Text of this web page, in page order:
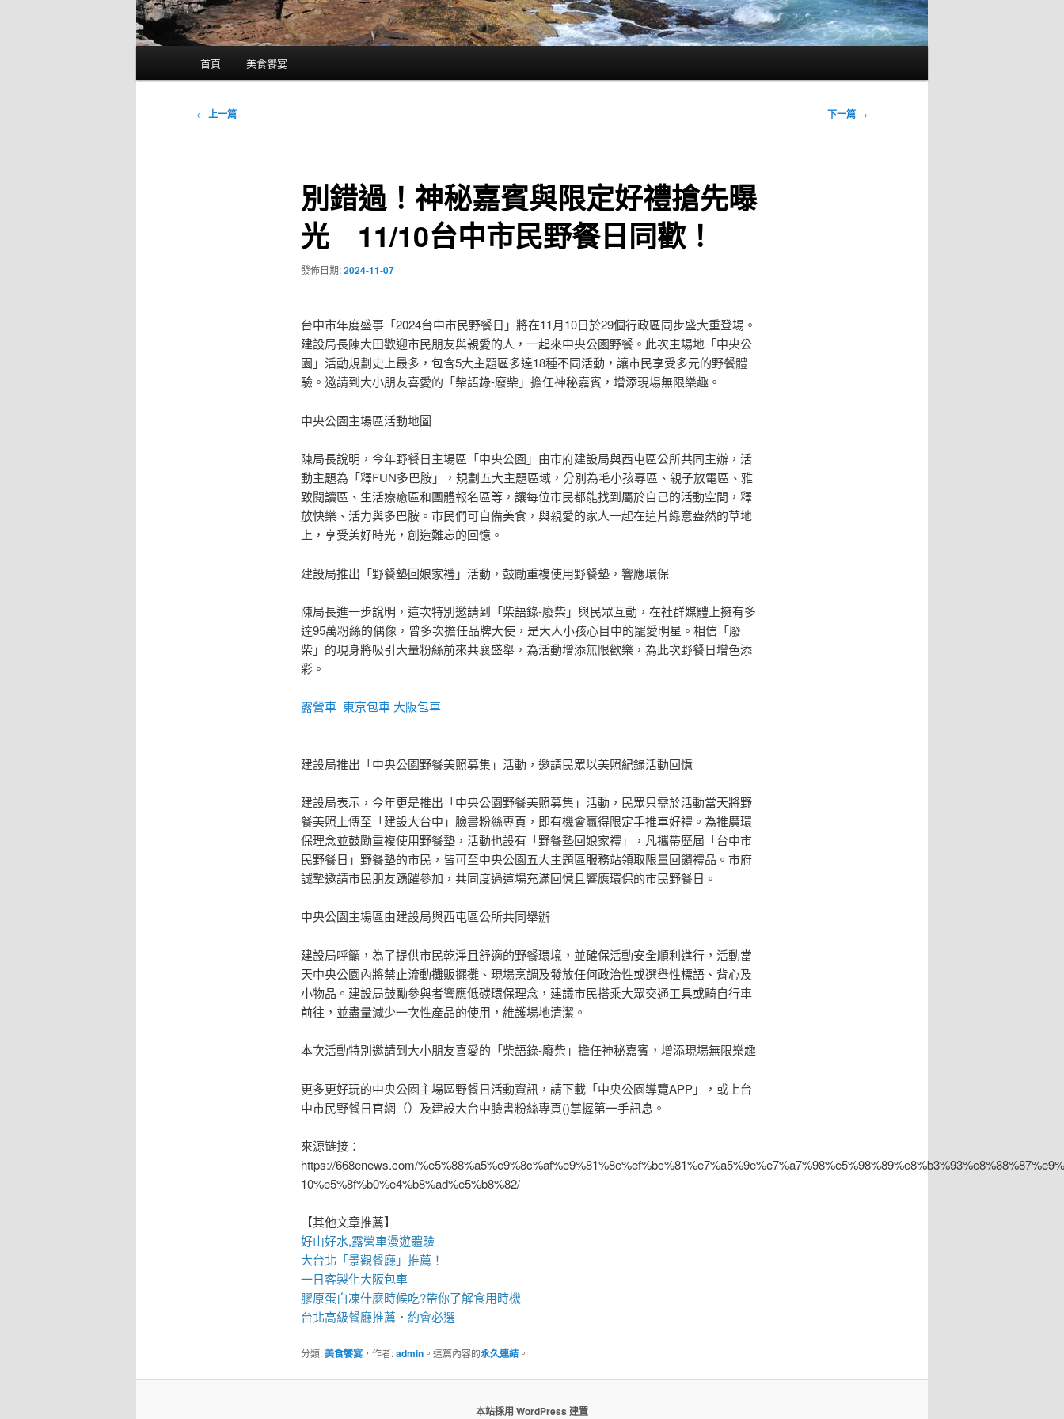
首頁 美食饗宴
文
← 上一篇 下一篇 →
別錯過！神秘嘉賓與限定好禮搶先曝
光 11/10台中市民野餐日同歡！
發佈日期:2024-11-07
台中市年度盛事「2024台中市民野餐日」將在11月10日於29個行政區同步盛大重登場。
建設局長陳大田歡迎市民朋友與親愛的人，一起來中央公園野餐。此次主場地「中央公
園」活動規劃史上最多，包含5大主題區多達18種不同活動，讓市民享受多元的野餐體
驗。邀請到大小朋友喜愛的「柴語錄-廢柴」擔任神秘嘉賓，增添現場無限樂趣。
中央公園主場區活動地圖
陳局長說明，今年野餐日主場區「中央公園」由市府建設局與西屯區公所共同主辦，活
動主題為「釋FUN多巴胺」，規劃五大主題區域，分別為毛小孩專區、親子放電區、雅
致閱讀區、生活療癒區和團體報名區等，讓每位市民都能找到屬於自己的活動空間，釋
放快樂、活力與多巴胺。市民們可自備美食，與親愛的家人一起在這片綠意盎然的草地
上，享受美好時光，創造難忘的回憶。
建設局推出「野餐墊回娘家禮」活動，鼓勵重複使用野餐墊，響應環保
陳局長進一步說明，這次特別邀請到「柴語錄-廢柴」與民眾互動，在社群媒體上擁有多
達95萬粉絲的偶像，曾多次擔任品牌大使，是大人小孩心目中的寵愛明星。相信「廢
柴」的現身將吸引大量粉絲前來共襄盛舉，為活動增添無限歡樂，為此次野餐日增色添
彩。
露營車 東京包車 大阪包車
建設局推出「中央公園野餐美照募集」活動，邀請民眾以美照紀錄活動回憶
建設局表示，今年更是推出「中央公園野餐美照募集」活動，民眾只需於活動當天將野
餐美照上傳至「建設大台中」臉書粉絲專頁，即有機會贏得限定手推車好禮。為推廣環
保理念並鼓勵重複使用野餐墊，活動也設有「野餐墊回娘家禮」，凡攜帶歷屆「台中市
民野餐日」野餐墊的市民，皆可至中央公園五大主題區服務站領取限量回饋禮品。市府
誠摯邀請市民朋友踴躍參加，共同度過這場充滿回憶且響應環保的市民野餐日。
中央公園主場區由建設局與西屯區公所共同舉辦
建設局呼籲，為了提供市民乾淨且舒適的野餐環境，並確保活動安全順利進行，活動當
天中央公園內將禁止流動攤販擺攤、現場烹調及發放任何政治性或選舉性標語、背心及
小物品。建設局鼓勵參與者響應低碳環保理念，建議市民搭乘大眾交通工具或騎自行車
前往，並盡量減少一次性產品的使用，維護場地清潔。
本次活動特別邀請到大小朋友喜愛的「柴語錄-廢柴」擔任神秘嘉賓，增添現場無限樂趣
更多更好玩的中央公園主場區野餐日活動資訊，請下載「中央公園導覽APP」，或上台
中市民野餐日官網（）及建設大台中臉書粉絲專頁()掌握第一手訊息。
來源链接：
https://668enews.com/
10%e5%8f%b0%e4%b8%ad%e5%b8%82/
【其他文章推薦】
好山好水,露營車漫遊體驗
大台北「景觀餐廳」推薦！
一日客製化大阪包車
膠原蛋白凍什麼時候吃?帶你了解食用時機
台北高級餐廳推薦・約會必選
分類:美食饗宴，作者:admin。這篇內容的永久連結。
本站採用 WordPress 建置